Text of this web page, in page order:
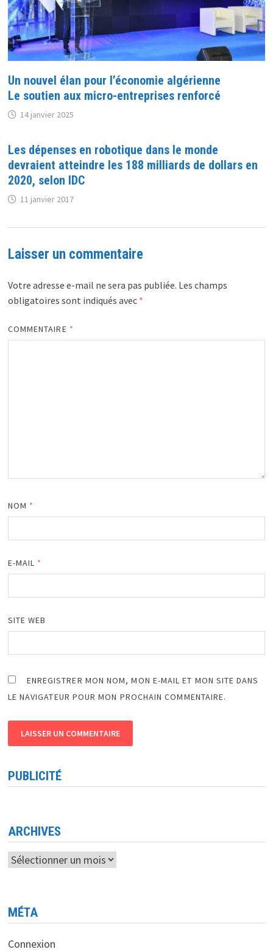
Un nouvel élan pour l’économie algérienne
Le soutien aux micro-entreprises renforcé
14 janvier 2025
Les dépenses en robotique dans le monde
devraient atteindre les 188 milliards de dollars en
2020, selon IDC
11 janvier 2017
Laisser un commentaire
Votre adresse e-mail ne sera pas publiée. Les champs
obligatoires sont indiqués avec *
COMMENTAIRE *
NOM *
E-MAIL *
SITE WEB
ENREGISTRER MON NOM, MON E-MAIL ET MON SITE DANS
LE NAVIGATEUR POUR MON PROCHAIN COMMENTAIRE.
PUBLICITÉ
ARCHIVES
Archives
MÉTA
Connexion